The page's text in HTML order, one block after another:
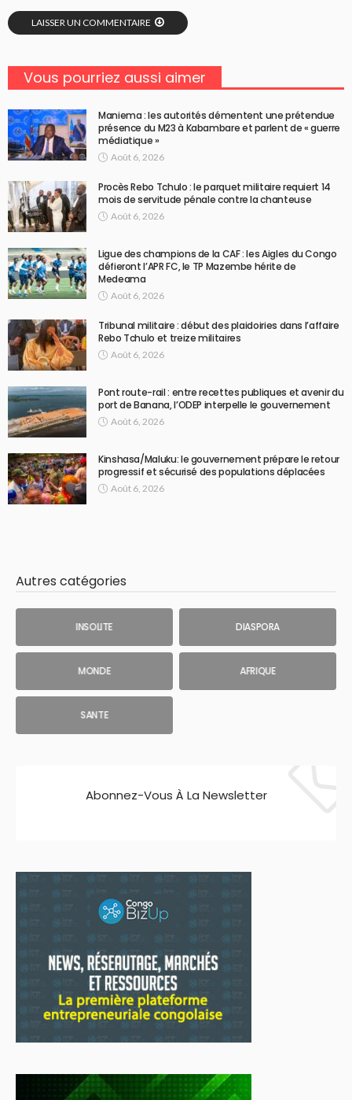
LAISSER UN COMMENTAIRE
Vous pourriez aussi aimer
Maniema : les autorités démentent une prétendue
présence du M23 à Kabambare et parlent de « guerre
médiatique »
Août 6, 2026
Procès Rebo Tchulo : le parquet militaire requiert 14
mois de servitude pénale contre la chanteuse
Août 6, 2026
Ligue des champions de la CAF : les Aigles du Congo
défieront l’APR FC, le TP Mazembe hérite de
Medeama
Août 6, 2026
Tribunal militaire : début des plaidoiries dans l’affaire
Rebo Tchulo et treize militaires
Août 6, 2026
Pont route-rail : entre recettes publiques et avenir du
port de Banana, l’ODEP interpelle le gouvernement
Août 6, 2026
Kinshasa/Maluku: le gouvernement prépare le retour
progressif et sécurisé des populations déplacées
Août 6, 2026
Autres catégories
INSOLITE DIASPORA
MONDE AFRIQUE
SANTE
Abonnez-Vous À La Newsletter